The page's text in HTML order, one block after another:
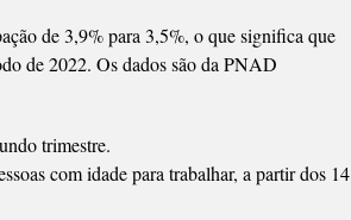
de 3,9% para 3,5%, o que significa que
de 2022. Os dados são da PNAD
trimestre.
com idade para trabalhar, a partir dos 14